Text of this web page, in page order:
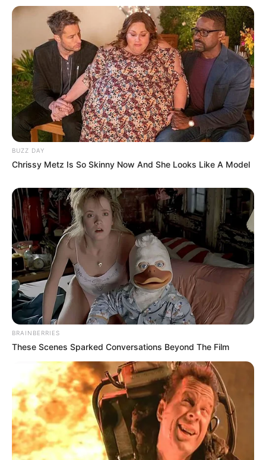
Szerző
BUZZ DAY
Chrissy Metz Is So Skinny Now And She Looks Like A Model
BRAINBERRIES
These Scenes Sparked Conversations Beyond The Film